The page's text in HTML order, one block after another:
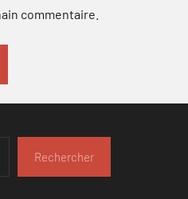
commentaire.
Rechercher